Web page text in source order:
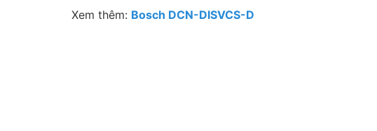
Xem thêm: Bosch DCN-DISVCS-D